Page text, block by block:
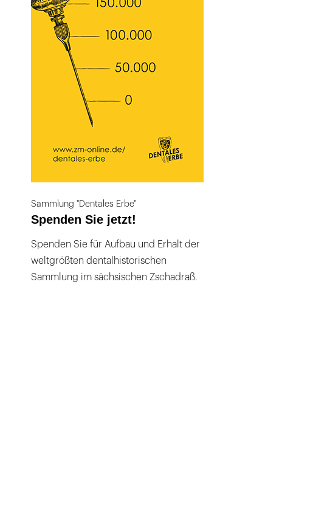
Sammlung "Dentales Erbe"
Spenden Sie jetzt!
Spenden Sie für Aufbau und Erhalt der
weltgrößten dentalhistorischen
Sammlung im sächsischen Zschadraß.